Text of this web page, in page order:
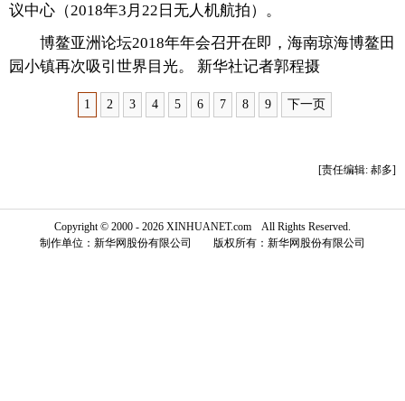
新华电视中文 新华电视英文
议中心（2018年3月22日无人机航拍）。
博鳌亚洲论坛2018年年会召开在即，海南琼海博鳌田
园小镇再次吸引世界目光。 新华社记者郭程摄
1 2 3 4 5 6 7 8 9 下一页
[责任编辑: 郝多]
Copyright © 2000 - 2026 XINHUANET.com All Rights Reserved.
制作单位：新华网股份有限公司 版权所有：新华网股份有限公司